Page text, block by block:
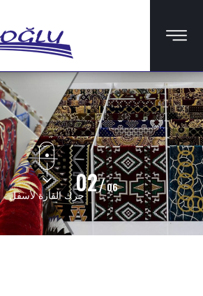
02 06
حرك الفأرة لأسفل